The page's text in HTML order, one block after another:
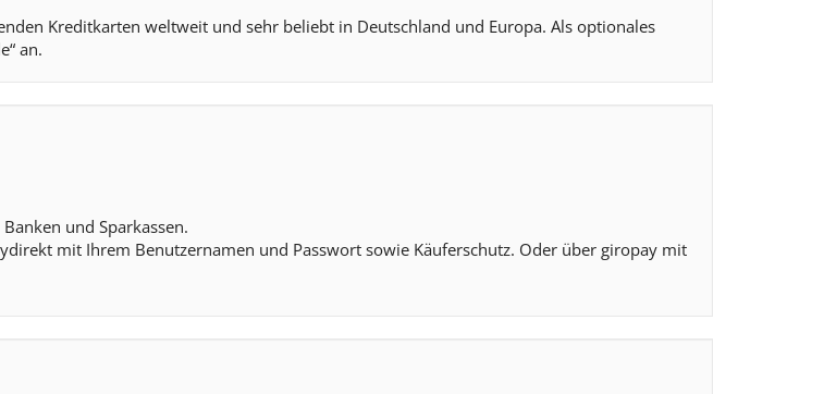
Kreditkarten weltweit und sehr beliebt in Deutschland und Europa. Als optionales
an.
und Sparkassen.
mit Ihrem Benutzernamen und Passwort sowie Käuferschutz. Oder über giropay mit